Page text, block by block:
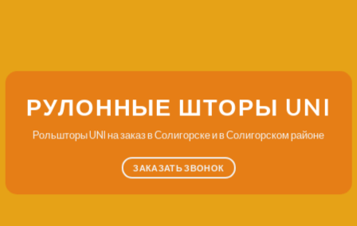
РУЛОННЫЕ ШТОРЫ UNI
Рольшторы UNI на заказ в Солигорске и в Солигорском районе
ЗАКАЗАТЬ ЗВОНОК